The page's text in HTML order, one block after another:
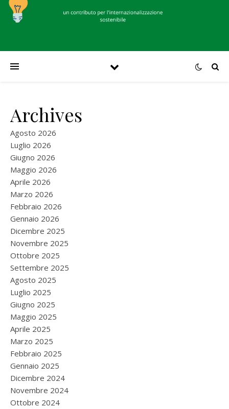
Archives
Agosto 2026
Luglio 2026
Giugno 2026
Maggio 2026
Aprile 2026
Marzo 2026
Febbraio 2026
Gennaio 2026
Dicembre 2025
Novembre 2025
Ottobre 2025
Settembre 2025
Agosto 2025
Luglio 2025
Giugno 2025
Maggio 2025
Aprile 2025
Marzo 2025
Febbraio 2025
Gennaio 2025
Dicembre 2024
Novembre 2024
Ottobre 2024